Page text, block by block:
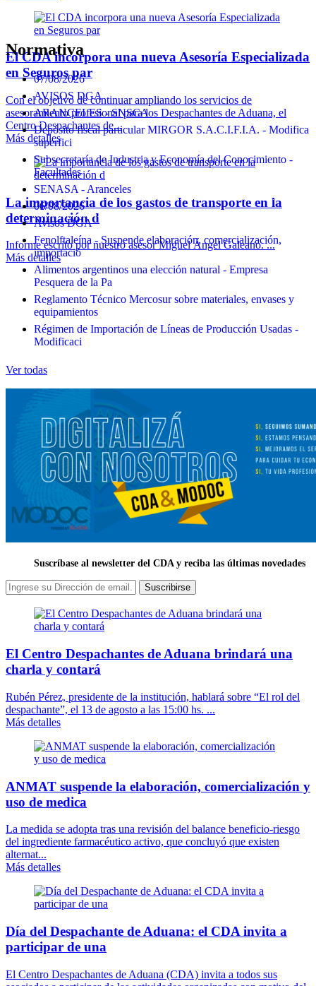
El CDA incorpora una nueva Asesoría Especializada
en Seguros par
Con el objetivo de continuar ampliando los servicios de
asesoramiento profesional para los Despachantes de Aduana, el
Centro Despachantes de...
Más detalles
La importancia de los gastos de transporte en la
determinación d
Informe escrito por nuestro asesor Miguel Ángel Galeano. ...
Más detalles
Normativa
07/08/2026
AVISOS DGA
ARANCELES - SNSCA
Depósito fiscal particular MIRGOR S.A.C.I.F.I.A. - Modifica
superfici
Subsecretaría de Industria y Economía del Conocimiento -
Facultades
SENASA - Aranceles
06/08/2026
Avisos DGA
Fenolftaleína - Suspende elaboración, comercialización,
importació
Alimentos argentinos una elección natural - Empresa
Pesquera de la Pa
Reglamento Técnico Mercosur sobre materiales, envases y
equipamientos
Régimen de Importación de Líneas de Producción Usadas -
Modificaci
Ver todas
Suscríbase al newsletter del CDA y reciba las últimas novedades
Suscribirse
El Centro Despachantes de Aduana brindará una
charla y contará
Rubén Pérez, presidente de la institución, hablará sobre “El rol del
despachante”, el 13 de agosto a las 15:00 hs. ...
Más detalles
ANMAT suspende la elaboración, comercialización y
uso de medica
La medida se adopta tras una revisión del balance beneficio-riesgo
del ingrediente farmacéutico activo, que concluyó que existen
alternat...
Más detalles
Día del Despachante de Aduana: el CDA invita a
participar de una
El Centro Despachantes de Aduana (CDA) invita a todos sus